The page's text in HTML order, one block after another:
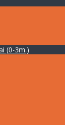
(0-3m.)